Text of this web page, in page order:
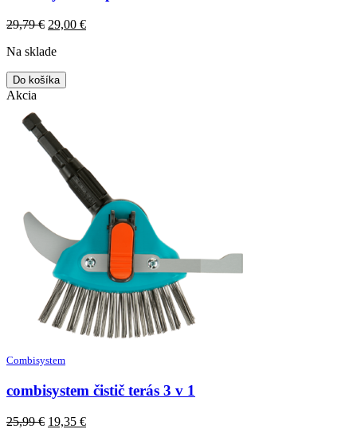
29,79€ Original
was:
29,00 €Current
Na sklade
Do košíka
Akcia
Combisystem
combisystem čistič terás 3 v 1
25,99€ Original
19,35 €Current